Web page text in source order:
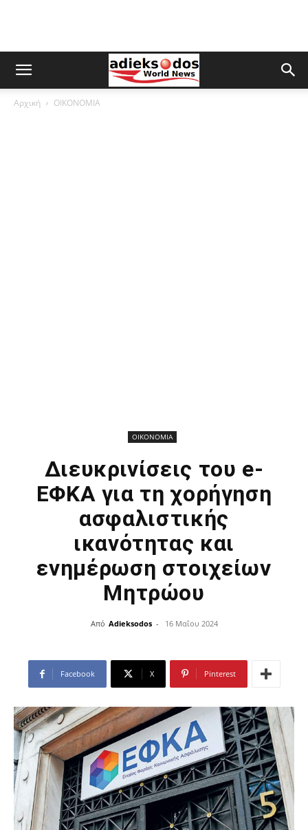
Αρχική ΟΙΚΟΝΟΜΙΑ
ΟΙΚΟΝΟΜΙΑ
Διευκρινίσεις του e-
ΕΦΚΑ για τη χορήγηση
ασφαλιστικής
ικανότητας και
ενημέρωση στοιχείων
Μητρώου
Από Adieksodos - 16 Μαΐου 2024
Facebook X Pinterest